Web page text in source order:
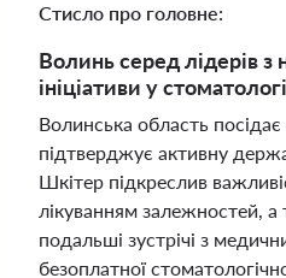
Стисло про головне:
Волинь серед лідерів з
ініціативи у
Волинська область
підтверджує активну
Шкітер підкреслив
лікуванням залежностей, а
подальші зустрічі з
безоплатної